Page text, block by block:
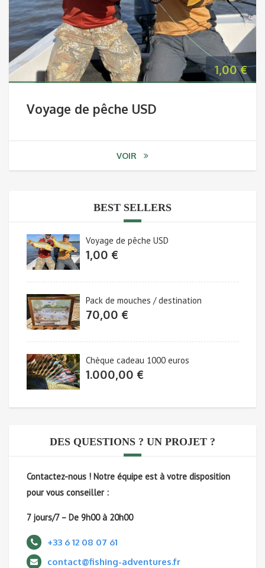
1,00€
Voyage de pêche USD
VOIR
BEST SELLERS
Voyage de pêche USD
1,00 €
Pack de mouches / destination
70,00 €
Chèque cadeau 1000 euros
1.000,00 €
DES QUESTIONS ? UN PROJET ?
Contactez-nous ! Notre équipe est à votre disposition
pour vous conseiller :
7 jours/7 – De 9h00 à 20h00
+33 6 12 08 07 61
contact@fishing-adventures.fr